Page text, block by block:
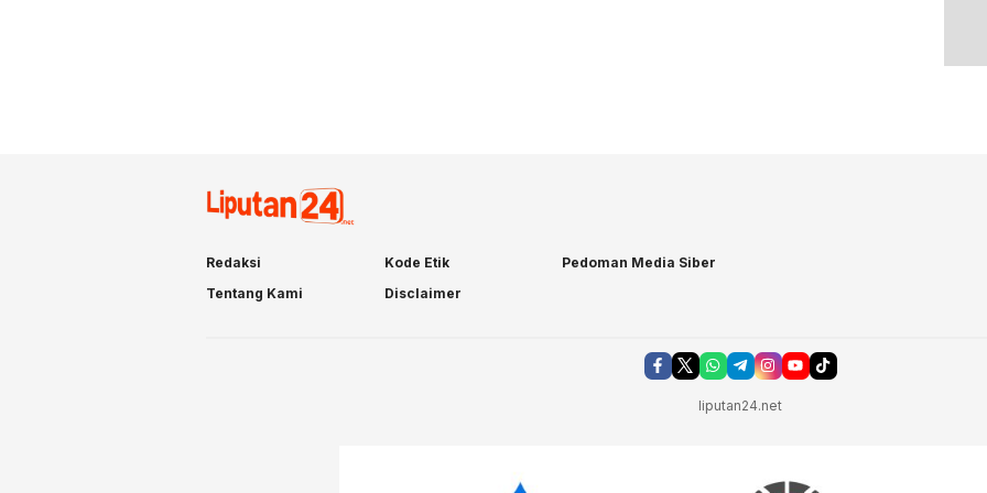
Redaksi Kode Etik
Pedoman Media Siber
Tentang Kami
Disclaimer
liputan24.net